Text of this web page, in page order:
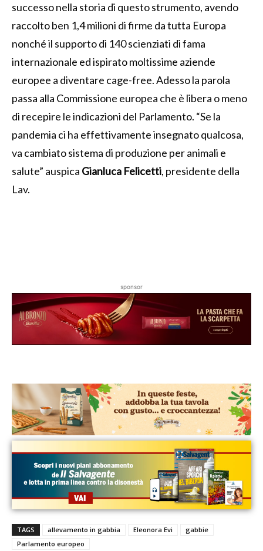
successo nella storia di questo strumento, avendo
raccolto ben 1,4 milioni di firme da tutta Europa
nonché il supporto di 140 scienziati di fama
internazionale ed ispirato moltissime aziende
europee a diventare cage-free. Adesso la parola
passa alla Commissione europea che è libera o meno
di recepire le indicazioni del Parlamento. “Se la
pandemia ci ha effettivamente insegnato qualcosa,
va cambiato sistema di produzione per animali e
salute” auspica Gianluca Felicetti, presidente della
Lav.
sponsor
TAGS allevamento in gabbia Eleonora Evi
gabbie
Parlamento europeo